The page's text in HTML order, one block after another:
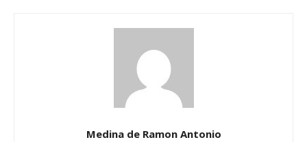
Medina de Ramon Antonio